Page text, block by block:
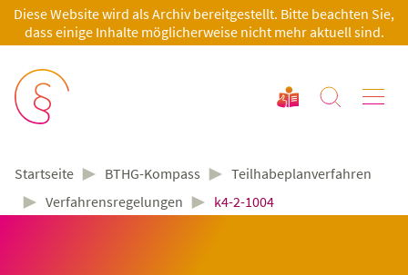
Diese Website wird als Archiv bereitgestellt. Bitte beachten Sie,
dass einige Inhalte möglicherweise nicht mehr aktuell sind.
Startseite ► BTHG-Kompass ► Teilhabeplanverfahren
► Verfahrensregelungen ► k4-2-1004